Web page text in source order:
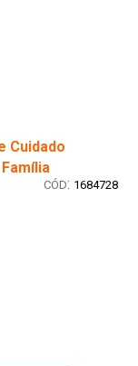
Cuidado
: 1684728